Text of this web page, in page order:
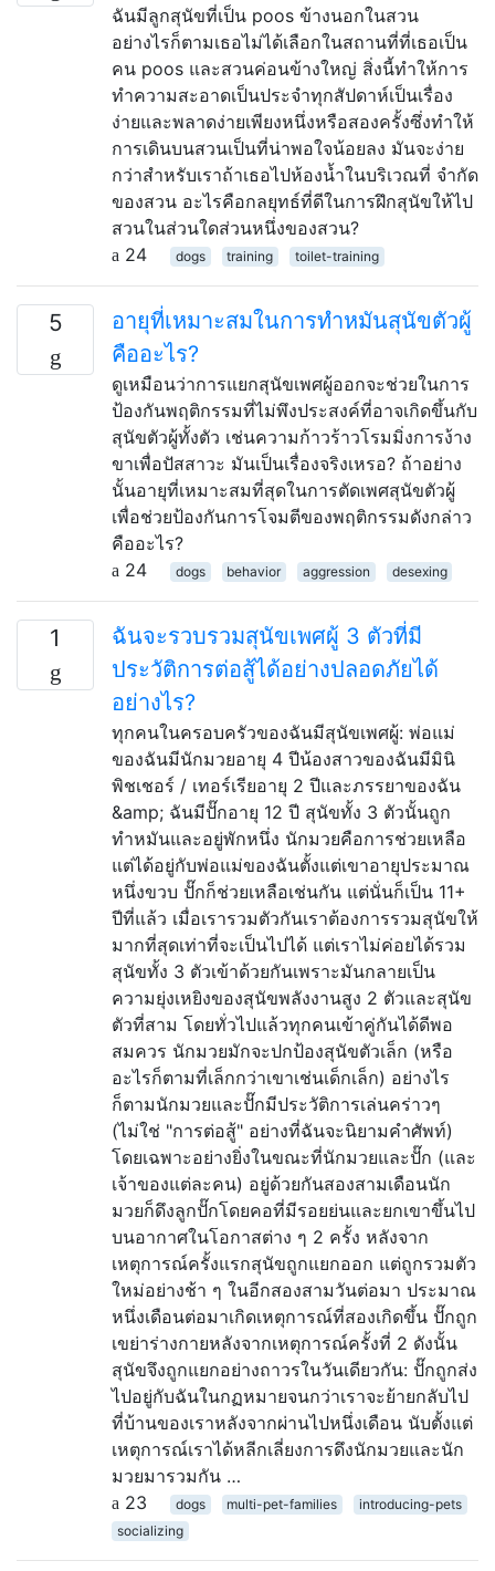
ฉันมีลูกสุนัขที่เป็น poos ข้างนอกในสวน
อย่างไรก็ตามเธอไม่ได้เลือกในสถานที่ที่เธอเป็น
คน poos และสวนค่อนข้างใหญ่ สิ่งนี้ทำให้การ
ทำความสะอาดเป็นประจำทุกสัปดาห์เป็นเรื่อง
ง่ายและพลาดง่ายเพียงหนึ่งหรือสองครั้งซึ่งทำให้
การเดินบนสวนเป็นที่น่าพอใจน้อยลง มันจะง่าย
กว่าสำหรับเราถ้าเธอไปห้องน้ำในบริเวณที่ จำกัด
ของสวน อะไรคือกลยุทธ์ที่ดีในการฝึกสุนัขให้ไป
สวนในส่วนใดส่วนหนึ่งของสวน?
24
dogs training toilet-training
5
อายุที่เหมาะสมในการทำหมันสุนัขตัวผู้
คืออะไร?
ดูเหมือนว่าการแยกสุนัขเพศผู้ออกจะช่วยในการ
ป้องกันพฤติกรรมที่ไม่พึงประสงค์ที่อาจเกิดขึ้นกับ
สุนัขตัวผู้ทั้งตัว เช่นความก้าวร้าวโรมมิ่งการง้าง
ขาเพื่อปัสสาวะ มันเป็นเรื่องจริงเหรอ? ถ้าอย่าง
นั้นอายุที่เหมาะสมที่สุดในการตัดเพศสุนัขตัวผู้
เพื่อช่วยป้องกันการโจมตีของพฤติกรรมดังกล่าว
คืออะไร?
24
dogs behavior aggression desexing
1
ฉันจะรวบรวมสุนัขเพศผู้ 3 ตัวที่มี
ประวัติการต่อสู้ได้อย่างปลอดภัยได้
อย่างไร?
ทุกคนในครอบครัวของฉันมีสุนัขเพศผู้: พ่อแม่
ของฉันมีนักมวยอายุ 4 ปีน้องสาวของฉันมีมินิ
พิชเชอร์ / เทอร์เรียอายุ 2 ปีและภรรยาของฉัน
&amp; ฉันมีปั๊กอายุ 12 ปี สุนัขทั้ง 3 ตัวนั้นถูก
ทำหมันและอยู่พักหนึ่ง นักมวยคือการช่วยเหลือ
แต่ได้อยู่กับพ่อแม่ของฉันตั้งแต่เขาอายุประมาณ
หนึ่งขวบ ปั๊กก็ช่วยเหลือเช่นกัน แต่นั่นก็เป็น 11+
ปีที่แล้ว เมื่อเรารวมตัวกันเราต้องการรวมสุนัขให้
มากที่สุดเท่าที่จะเป็นไปได้ แต่เราไม่ค่อยได้รวม
สุนัขทั้ง 3 ตัวเข้าด้วยกันเพราะมันกลายเป็น
ความยุ่งเหยิงของสุนัขพลังงานสูง 2 ตัวและสุนัข
ตัวที่สาม โดยทั่วไปแล้วทุกคนเข้าคู่กันได้ดีพอ
สมควร นักมวยมักจะปกป้องสุนัขตัวเล็ก (หรือ
อะไรก็ตามที่เล็กกว่าเขาเช่นเด็กเล็ก) อย่างไร
ก็ตามนักมวยและปั๊กมีประวัติการเล่นคร่าวๆ
(ไม่ใช่ "การต่อสู้" อย่างที่ฉันจะนิยามคำศัพท์)
โดยเฉพาะอย่างยิ่งในขณะที่นักมวยและปั๊ก (และ
เจ้าของแต่ละคน) อยู่ด้วยกันสองสามเดือนนัก
มวยก็ดึงลูกปั๊กโดยคอที่มีรอยย่นและยกเขาขึ้นไป
บนอากาศในโอกาสต่าง ๆ 2 ครั้ง หลังจาก
เหตุการณ์ครั้งแรกสุนัขถูกแยกออก แต่ถูกรวมตัว
ใหม่อย่างช้า ๆ ในอีกสองสามวันต่อมา ประมาณ
หนึ่งเดือนต่อมาเกิดเหตุการณ์ที่สองเกิดขึ้น ปั๊กถูก
เขย่าร่างกายหลังจากเหตุการณ์ครั้งที่ 2 ดังนั้น
สุนัขจึงถูกแยกอย่างถาวรในวันเดียวกัน: ปั๊กถูกส่ง
ไปอยู่กับฉันในกฏหมายจนกว่าเราจะย้ายกลับไป
ที่บ้านของเราหลังจากผ่านไปหนึ่งเดือน นับตั้งแต่
เหตุการณ์เราได้หลีกเลี่ยงการดึงนักมวยและนัก
มวยมารวมกัน …
23
dogs multi-pet-families
introducing-pets
socializing